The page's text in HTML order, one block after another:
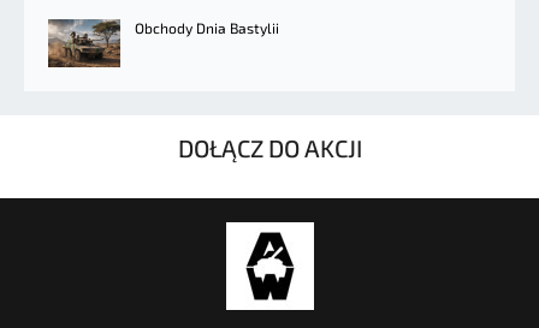
Obchody Dnia Bastylii
DOŁĄCZ DO AKCJI